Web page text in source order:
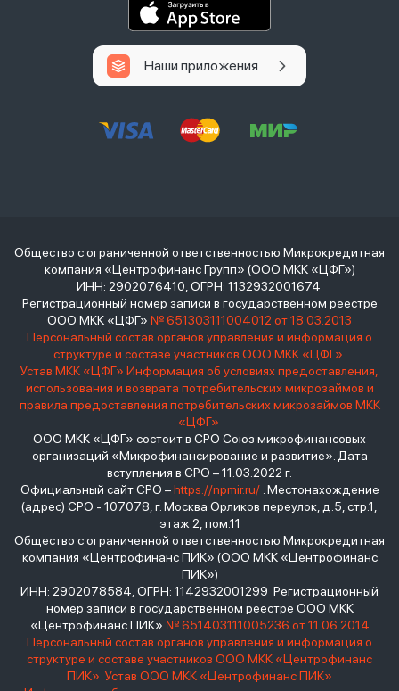
Наши приложения
Общество с ограниченной ответственностью Микрокредитная
компания «Центрофинанс Групп» (ООО МКК «ЦФГ»)
ИНН: 2902076410, ОГРН: 1132932001674
Регистрационный номер записи в государственном реестре
ООО МКК «ЦФГ» № 651303111004012 от 18.03.2013
Персональный состав органов управления и информация о
структуре и составе участников ООО МКК «ЦФГ»
Устав МКК «ЦФГ» Информация об условиях предоставления,
использования и возврата потребительских микрозаймов и
правила предоставления потребительских микрозаймов МКК
«ЦФГ»
ООО МКК «ЦФГ» состоит в СРО Союз микрофинансовых
организаций «Микрофинансирование и развитие». Дата
вступления в СРО – 11.03.2022 г.
Официальный сайт СРО –https://npmir.ru/. Местонахождение
(адрес) СРО - 107078, г. Москва Орликов переулок, д.5, стр.1,
этаж 2, пом.11
Общество с ограниченной ответственностью Микрокредитная
компания «Центрофинанс ПИК» (ООО МКК «Центрофинанс
ПИК»)
ИНН: 2902078584, ОГРН: 1142932001299 Регистрационный
номер записи в государственном реестре ООО МКК
«Центрофинанс ПИК» № 651403111005236 от 11.06.2014
Персональный состав органов управления и информация о
структуре и составе участников ООО МКК «Центрофинанс
ПИК» Устав ООО МКК «Центрофинанс ПИК»